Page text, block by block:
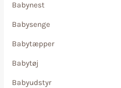
Babynest
Babysenge
Babytæpper
Babytøj
Babyudstyr